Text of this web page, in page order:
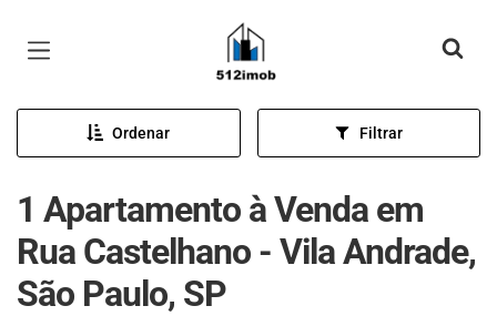
Página inicial
Ordenar Filtrar
1 Apartamento à Venda em
Rua Castelhano - Vila Andrade,
São Paulo, SP